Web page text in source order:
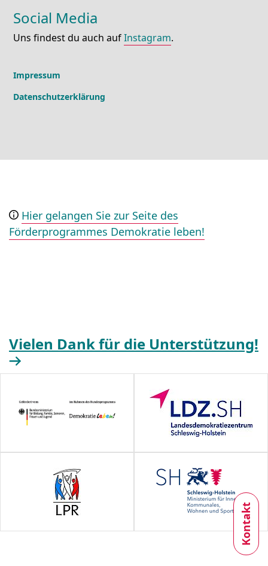
Social Media
Uns findest du auch aufInstagram.
Impressum
Datenschutzerklärung
Hier gelangen Sie zur Seite des
Förderprogrammes Demokratie leben!
Vielen Dank für die Unterstützung!